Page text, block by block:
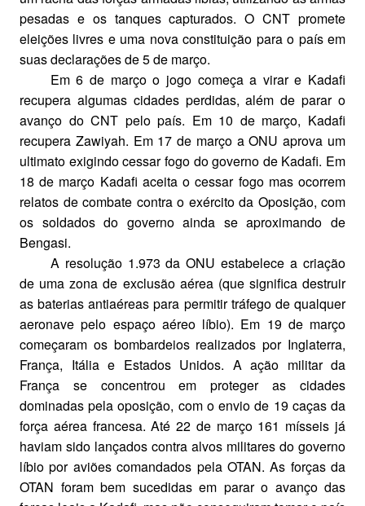
pesadas e os tanques capturados. O CNT promete
eleições livres e uma nova constituição para o país em
suas declarações de 5 de março.
Em 6 de março o jogo começa a virar e Kadafi
recupera algumas cidades perdidas, além de parar o
avanço do CNT pelo país. Em 10 de março, Kadafi
recupera Zawiyah. Em 17 de março a ONU aprova um
ultimato exigindo cessar fogo do governo de Kadafi. Em
18 de março Kadafi aceita o cessar fogo mas ocorrem
relatos de combate contra o exército da Oposição, com
os soldados do governo ainda se aproximando de
Bengasi.
A resolução 1.973 da ONU estabelece a criação
de uma zona de exclusão aérea (que significa destruir
as baterias antiaéreas para permitir tráfego de qualquer
aeronave pelo espaço aéreo líbio). Em 19 de março
começaram os bombardeios realizados por Inglaterra,
França, Itália e Estados Unidos. A ação militar da
França se concentrou em proteger as cidades
dominadas pela oposição, com o envio de 19 caças da
força aérea francesa. Até 22 de março 161 mísseis já
haviam sido lançados contra alvos militares do governo
líbio por aviões comandados pela OTAN. As forças da
OTAN foram bem sucedidas em parar o avanço das